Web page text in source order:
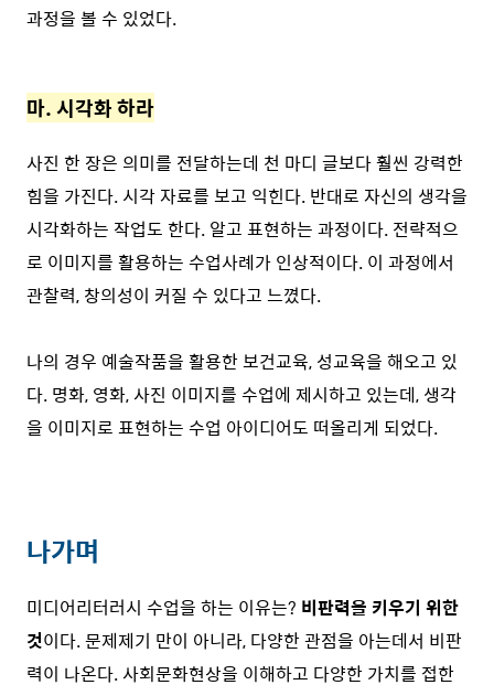
과정을 볼 수 있었다.
마. 시각화 하라
사진 한 장은 의미를 전달하는데 천 마디 글보다 훨씬 강력한
힘을 가진다. 시각 자료를 보고 익힌다. 반대로 자신의 생각을
시각화하는 작업도 한다. 알고 표현하는 과정이다. 전략적으
로 이미지를 활용하는 수업사례가 인상적이다. 이 과정에서
관찰력, 창의성이 커질 수 있다고 느꼈다.
나의 경우 예술작품을 활용한 보건교육, 성교육을 해오고 있
다. 명화, 영화, 사진 이미지를 수업에 제시하고 있는데, 생각
을 이미지로 표현하는 수업 아이디어도 떠올리게 되었다.
나가며
미디어리터러시 수업을 하는 이유는? 비판력을 키우기 위한
것이다. 문제제기 만이 아니라, 다양한 관점을 아는데서 비판
력이 나온다. 사회문화현상을 이해하고 다양한 가치를 접한